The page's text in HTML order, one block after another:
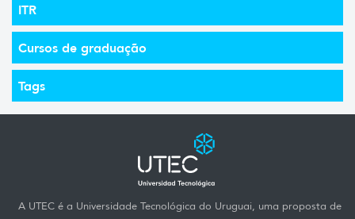
ITR
Cursos de graduação
Tags
A UTEC é a Universidade Tecnológica do Uruguai, uma proposta de